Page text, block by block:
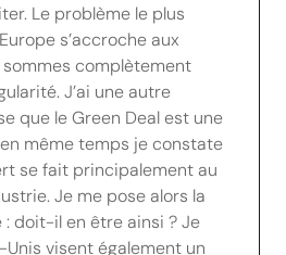
Le problème le plus
s’accroche aux
sommes complètement
J’ai une autre
que le Green Deal est une
même temps je constate
se fait principalement au
Je me pose alors la
doit-il en être ainsi ? Je
visent également un